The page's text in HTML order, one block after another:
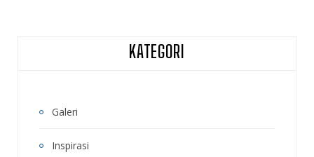
KATEGORI
Galeri
Inspirasi